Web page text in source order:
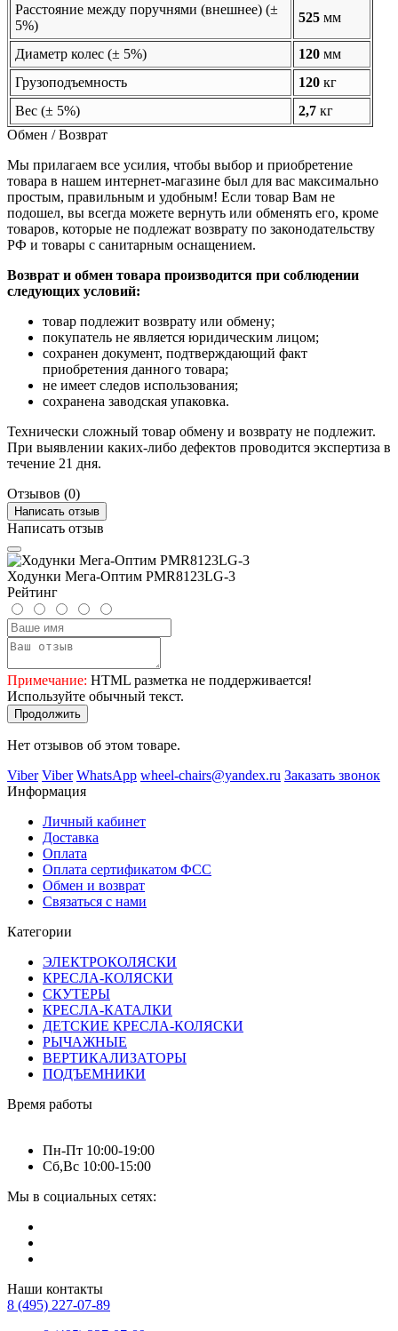
Расстояние между поручнями (внешнее) (±
5%)
525 мм
Диаметр колес (± 5%) 120 мм
Грузоподъемность
120 кг
Вес (± 5%)
2,7 кг
Обмен / Возврат
Мы прилагаем все усилия, чтобы выбор и приобретение
товара в нашем интернет-магазине был для вас максимально
простым, правильным и удобным! Если товар Вам не
подошел, вы всегда можете вернуть или обменять его, кроме
товаров, которые не подлежат возврату по законодательству
РФ и товары с санитарным оснащением.
Возврат и обмен товара производится при соблюдении
следующих условий:
товар подлежит возврату или обмену;
покупатель не является юридическим лицом;
сохранен документ, подтверждающий факт
приобретения данного товара;
не имеет следов использования;
сохранена заводская упаковка.
Технически сложный товар обмену и возврату не подлежит.
При выявлении каких-либо дефектов проводится экспертиза в
течение 21 дня.
Отзывов (0)
Написать отзыв
Написать отзыв
Ходунки Мега-Оптим PMR8123LG-3
Рейтинг
Примечание: HTML разметка не поддерживается!
Используйте обычный текст.
Продолжить
Нет отзывов об этом товаре.
Viber Viber WhatsApp wheel-chairs@yandex.ru Заказать звонок
Информация
Личный кабинет
Доставка
Оплата
Оплата сертификатом ФСС
Обмен и возврат
Связаться с нами
Категории
ЭЛЕКТРОКОЛЯСКИ
КРЕСЛА-КОЛЯСКИ
СКУТЕРЫ
КРЕСЛА-КАТАЛКИ
ДЕТСКИЕ КРЕСЛА-КОЛЯСКИ
РЫЧАЖНЫЕ
ВЕРТИКАЛИЗАТОРЫ
ПОДЪЕМНИКИ
Время работы
Пн-Пт 10:00-19:00
Сб,Вс 10:00-15:00
Мы в социальных сетях:
Наши контакты
8 (495) 227-07-89